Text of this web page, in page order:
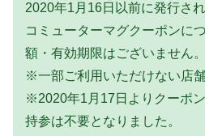
2020年1月16日以前に発行さ
コミューターマグクーポンに
額・有効期限はございません。
※一部ご利用いただけない店舗
※2020年1月17日よりクーポ
持参は不要となりました。